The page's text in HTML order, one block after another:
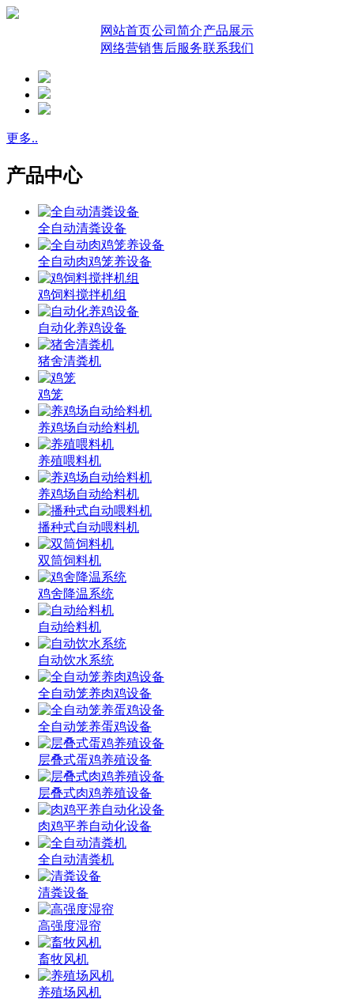
网站首页公司简介产品展示
网络营销售后服务联系我们
更多..
产品中心
全自动清粪设备
全自动肉鸡笼养设备
鸡饲料搅拌机组
自动化养鸡设备
猪舍清粪机
鸡笼
养鸡场自动给料机
养殖喂料机
养鸡场自动给料机
播种式自动喂料机
双筒饲料机
鸡舍降温系统
自动给料机
自动饮水系统
全自动笼养肉鸡设备
全自动笼养蛋鸡设备
层叠式蛋鸡养殖设备
层叠式肉鸡养殖设备
肉鸡平养自动化设备
全自动清粪机
清粪设备
高强度湿帘
畜牧风机
养殖场风机